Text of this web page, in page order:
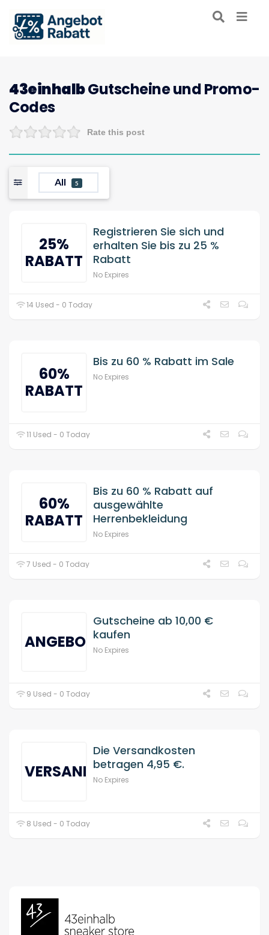
43einhalbGutscheine und Promo-
Codes
Rate this post
All 5
25%
RABATT
Registrieren Sie sich und
erhalten Sie bis zu 25 %
Rabatt
No Expires
14 Used - 0 Today
60%
RABATT
Bis zu 60 % Rabatt im Sale
No Expires
11 Used - 0 Today
60%
RABATT
Bis zu 60 % Rabatt auf
ausgewählte
Herrenbekleidung
No Expires
7 Used - 0 Today
ANGEBOT
Gutscheine ab 10,00 €
kaufen
No Expires
9 Used - 0 Today
VERSAND
Die Versandkosten
betragen 4,95 €.
No Expires
8 Used - 0 Today